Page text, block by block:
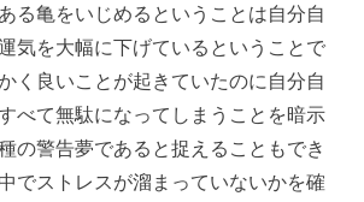
る亀をいじめるということは自分自
気を大幅に下げているということで
く良いことが起きていたのに自分自
べて無駄になってしまうことを暗示
の警告夢であると捉えることもでき
でストレスが溜まっていないかを確